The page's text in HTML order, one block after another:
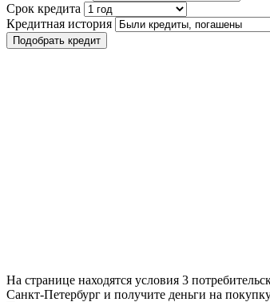
Срок кредита
Кредитная история
Подобрать кредит
На странице находятся условия 3
Санкт-Петербург и получите деньги на